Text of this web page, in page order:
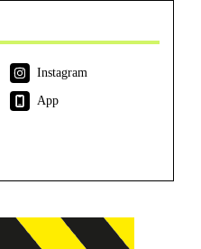
Instagram
App